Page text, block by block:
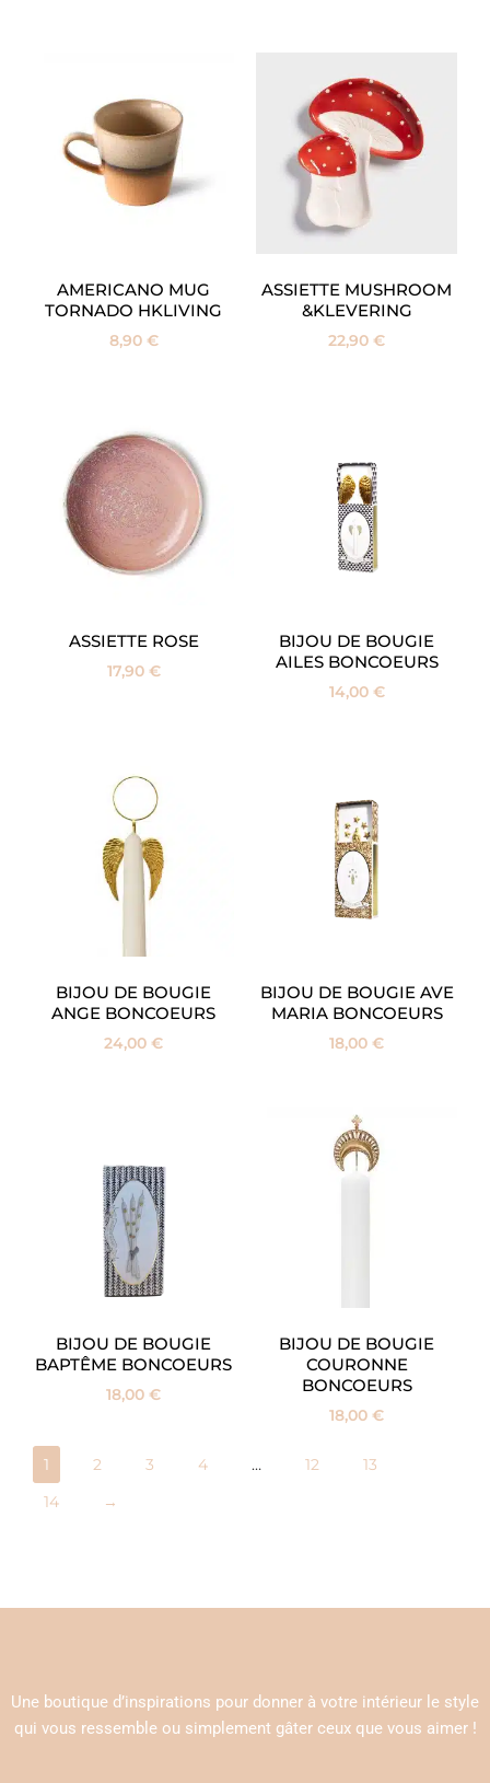
AMERICANO MUG
TORNADO HKLIVING
8,90 €
ASSIETTE MUSHROOM
&KLEVERING
22,90 €
ASSIETTE ROSE
17,90 €
BIJOU DE BOUGIE
AILES BONCOEURS
14,00 €
BIJOU DE BOUGIE
ANGE BONCOEURS
24,00 €
BIJOU DE BOUGIE AVE
MARIA BONCOEURS
18,00 €
BIJOU DE BOUGIE
BAPTÊME BONCOEURS
18,00 €
BIJOU DE BOUGIE
COURONNE
BONCOEURS
18,00 €
1 2 3 4 … 12
13
14
→
Une boutique d’inspirations pour donner à votre intérieur le style
qui vous ressemble ou simplement gâter ceux que vous aimer !